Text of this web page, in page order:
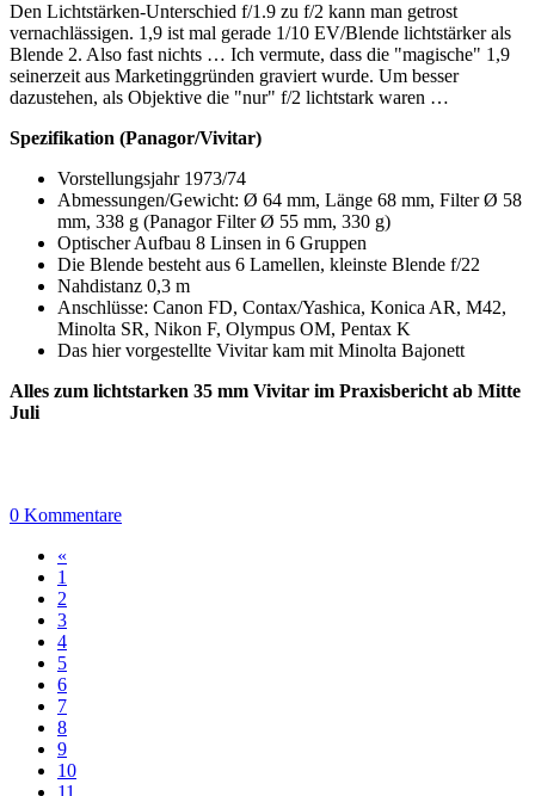
Den Lichtstärken-Unterschied f/1.9 zu f/2 kann man getrost
vernachlässigen. 1,9 ist mal gerade 1/10 EV/Blende lichtstärker als
Blende 2. Also fast nichts … Ich vermute, dass die "magische" 1,9
seinerzeit aus Marketinggründen graviert wurde. Um besser
dazustehen, als Objektive die "nur" f/2 lichtstark waren …
Spezifikation (Panagor/Vivitar)
Vorstellungsjahr 1973/74
Abmessungen/Gewicht: Ø 64 mm, Länge 68 mm, Filter Ø 58
mm, 338 g (Panagor Filter Ø 55 mm, 330 g)
Optischer Aufbau 8 Linsen in 6 Gruppen
Die Blende besteht aus 6 Lamellen, kleinste Blende f/22
Nahdistanz 0,3 m
Anschlüsse: Canon FD, Contax/Yashica, Konica AR, M42,
Minolta SR, Nikon F, Olympus OM, Pentax K
Das hier vorgestellte Vivitar kam mit Minolta Bajonett
Alles zum lichtstarken 35 mm Vivitar im Praxisbericht ab Mitte
Juli
0 Kommentare
«
1
2
3
4
5
6
7
8
9
10